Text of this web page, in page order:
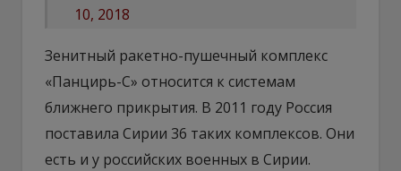
10, 2018
Зенитный ракетно-пушечный комплекс
«Панцирь-С» относится к системам
ближнего прикрытия. В 2011 году Россия
поставила Сирии 36 таких комплексов. Они
есть и у российских военных в Сирии.